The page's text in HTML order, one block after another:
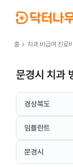
홈 chevron_right 치과 비급여 진료비
문경시 치과
경상북도
임플란트
문경시